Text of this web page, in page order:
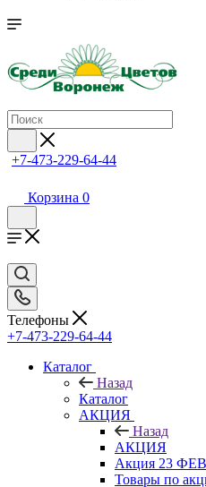
+7-473-229-64-44
Корзина 0
Телефоны
+7-473-229-64-44
Каталог
Назад
Каталог
АКЦИЯ
Назад
АКЦИЯ
Акция 23
Товары по